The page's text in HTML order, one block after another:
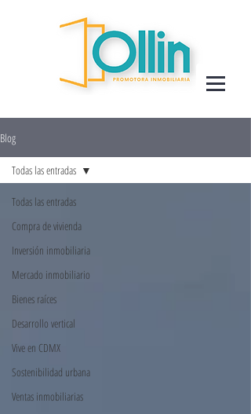
Blog
Todas las entradas
Compra de vivienda
Inversión inmobiliaria
Mercado inmobiliario
Bienes raíces
Desarrollo vertical
Vive en CDMX
Sostenibilidad urbana
Ventas inmobiliarias
Todas las entradas